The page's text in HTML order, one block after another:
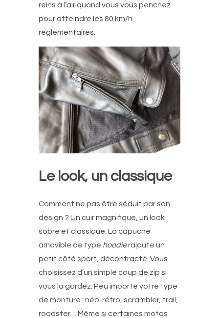
reins à l’air quand vous vous penchez
pour atteindre les 80 km/h
réglementaires.
Le look, un classique
Comment ne pas être séduit par son
design ? Un cuir magnifique, un look
sobre et classique. La capuche
amovible de type hoodierajoute un
petit côté sport, décontracté. Vous
choisissez d’un simple coup de zip si
vous la gardez. Peu importe votre type
de monture : néo-rétro, scrambler, trail,
roadster… Même si certaines motos